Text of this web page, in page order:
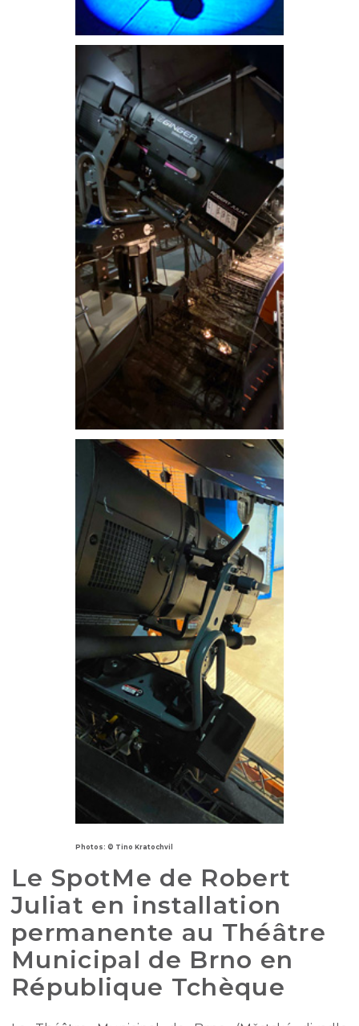
Photos: © Tino Kratochvil
Le SpotMe de Robert
Juliat en installation
permanente au Théâtre
Municipal de Brno en
République Tchèque